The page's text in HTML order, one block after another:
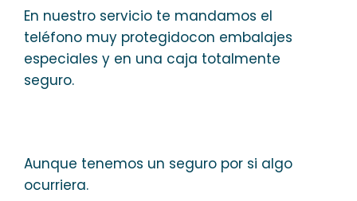
En nuestro servicio te mandamos el
teléfono muy protegidocon embalajes
especiales y en una caja totalmente
seguro.
Aunque tenemos un seguro por si algo
ocurriera.